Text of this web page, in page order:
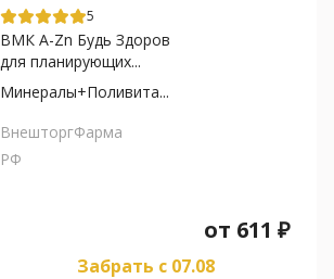
5
ВМК А-Zn Будь Здоров
для планирующих...
Минералы+Поливита...
ВнешторгФарма
РФ
от 611 ₽
Забрать c 07.08